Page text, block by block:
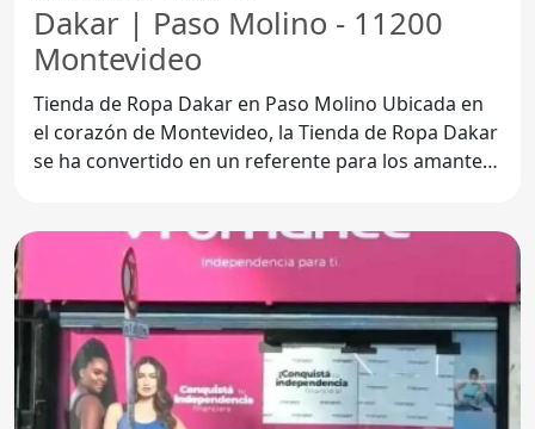
Dakar | Paso Molino - 11200
Montevideo
Tienda de Ropa Dakar en Paso Molino Ubicada en
el corazón de Montevideo, la Tienda de Ropa Dakar
se ha convertido en un referente para los amantes